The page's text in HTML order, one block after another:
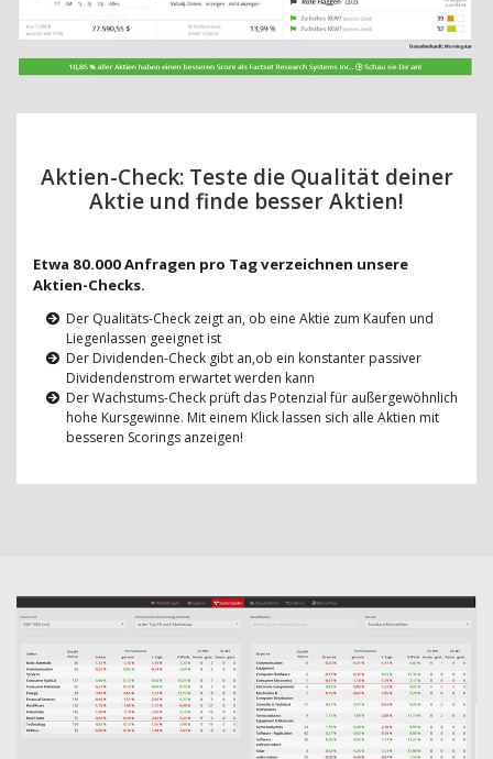
Aktien-Check: Teste die Qualität deiner
Aktie und finde besser Aktien!
Etwa 80.000 Anfragen pro Tag verzeichnen unsere
Aktien-Checks.
Der Qualitäts-Check zeigt an, ob eine Aktie zum Kaufen und
Liegenlassen geeignet ist
Der Dividenden-Check gibt an,ob ein konstanter passiver
Dividendenstrom erwartet werden kann
Der Wachstums-Check prüft das Potenzial für außergewöhnlich
hohe Kursgewinne. Mit einem Klick lassen sich alle Aktien mit
besseren Scorings anzeigen!